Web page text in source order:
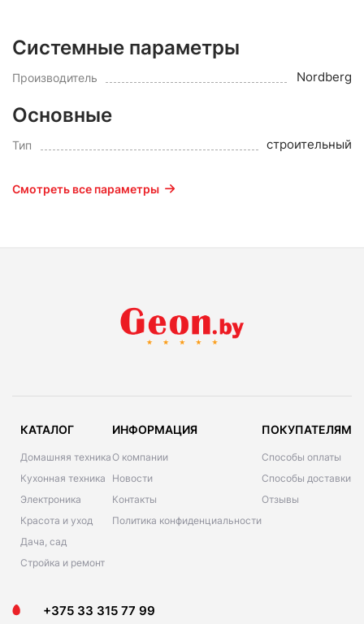
Системные параметры
Производитель Nordberg
Основные
Тип строительный
Смотреть все параметры
КАТАЛОГ
Домашняя техника
Кухонная техника
Электроника
Красота и уход
Дача, сад
Стройка и ремонт
ИНФОРМАЦИЯ
О компании
Новости
Контакты
Политика конфиденциальности
ПОКУПАТЕЛЯМ
Способы оплаты
Способы доставки
Отзывы
+375 33 315 77 99